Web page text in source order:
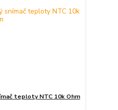
teploty NTC 10k Ohm